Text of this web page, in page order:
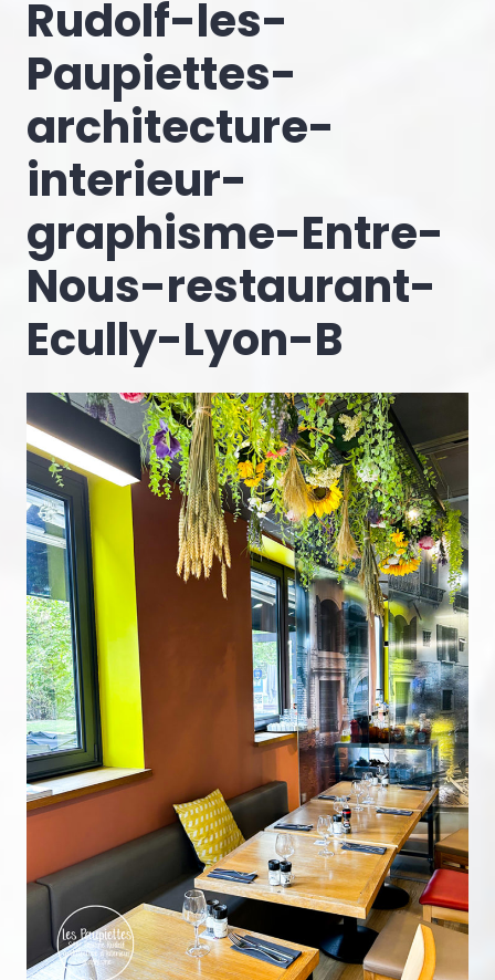
Rudolf-les-
Paupiettes-
architecture-
interieur-
graphisme-Entre-
Nous-restaurant-
Ecully-Lyon-B